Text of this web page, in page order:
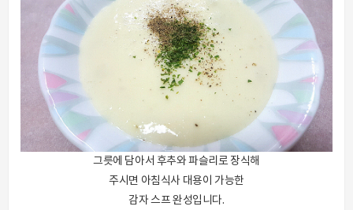
그릇에 담아서 후추와 파슬리로 장식해
주시면 아침식사 대용이 가능한
감자 스프 완성입니다.